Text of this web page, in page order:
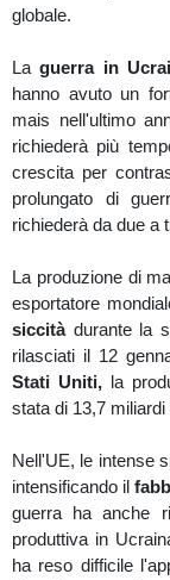
globale.
La guerra in
hanno avuto un
mais nell'ultimo
richiederà più
crescita per
prolungato di
richiederà da due a
La produzione di
esportatore
siccitàdurante la
rilasciati il 12
Stati Uniti, la
stata di 13,7
Nell'UE, le intense
intensificando il
guerra ha anche
produttiva in
ha reso difficile